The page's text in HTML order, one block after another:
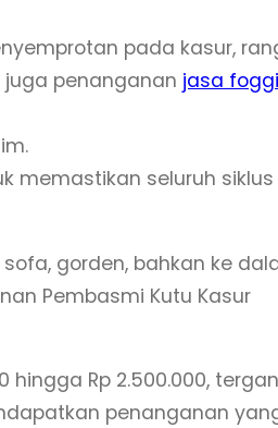
pada kasur,
penanganan jasa
memastikan seluruh
gorden, bahkan ke
Pembasmi Kutu Kasur
Rp 2.500.000,
penanganan